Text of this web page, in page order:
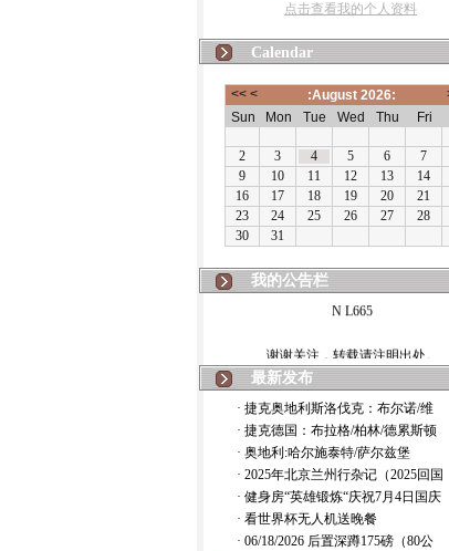
点击查看我的个人资料
Calendar
我的公告栏
N L665
谢谢关注，转载请注明出处。
最新发布
· 捷克奥地利斯洛伐克：布尔诺/维
· 捷克德国：布拉格/柏林/德累斯顿
· 奥地利:哈尔施泰特/萨尔兹堡
· 2025年北京兰州行杂记（2025回国
· 健身房“英雄锻炼“庆祝7月4日国庆
· 看世界杯无人机送晚餐
· 06/18/2026 后置深蹲175磅（80公